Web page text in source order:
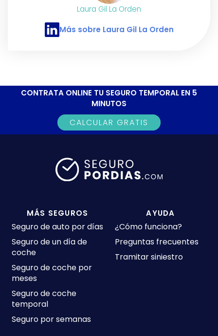
Laura Gil La Orden
Perfil de LinkedIn de Laura Gil La Orden
Más sobre Laura Gil La Orden
CONTRATA ONLINE TU SEGURO TEMPORAL EN 5
MINUTOS
CALCULAR GRATIS
MÁS SEGUROS
Seguro de auto por días
Seguro de un día de
coche
Seguro de coche por
meses
Seguro de coche
temporal
Seguro por semanas
AYUDA
¿Cómo funciona?
Preguntas frecuentes
Tramitar siniestro